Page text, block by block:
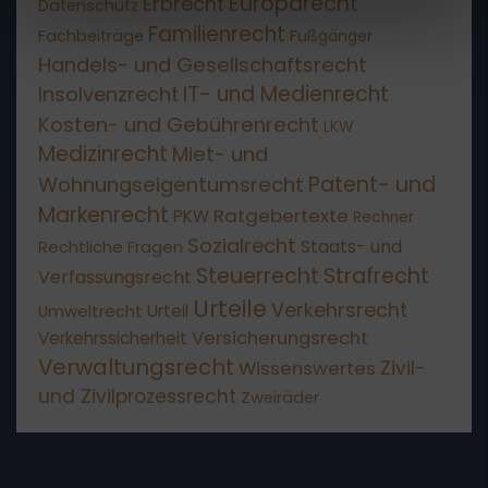
Datenschutz
Fachbeiträge Familienrecht Fußgänger
Handels- und Gesellschaftsrecht
Insolvenzrecht IT- und Medienrecht
Kosten- und Gebührenrecht LKW
Medizinrecht Miet- und
Wohnungseigentumsrecht Patent- und
Markenrecht PKW Ratgebertexte Rechner
Rechtliche Fragen Sozialrecht Staats- und
Verfassungsrecht Steuerrecht Strafrecht
Umweltrecht Urteil Urteile Verkehrsrecht
Verkehrssicherheit Versicherungsrecht
Verwaltungsrecht Wissenswertes Zivil-
und Zivilprozessrecht Zweiräder